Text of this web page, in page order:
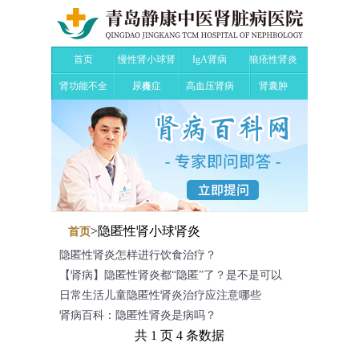
首页 慢性肾小球肾
炎
IgA肾病 狼疮性肾炎
肾功能不全 尿毒症 高血压肾病 肾囊肿
首页>隐匿性肾小球肾炎
隐匿性肾炎怎样进行饮食治疗？
【肾病】隐匿性肾炎都“隐匿”了？是不是可以
日常生活儿童隐匿性肾炎治疗应注意哪些
肾病百科：隐匿性肾炎是病吗？
共 1 页 4 条数据